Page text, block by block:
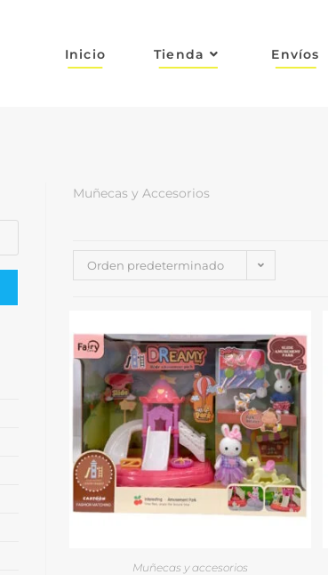
Inicio Tienda Envíos
Muñecas y Accesorios
Orden predeterminado
Muñecas y accesorios